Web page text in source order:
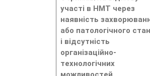
участі в НМТ через
наявність
або патологічного
і відсутність
організаційно-
технологічних